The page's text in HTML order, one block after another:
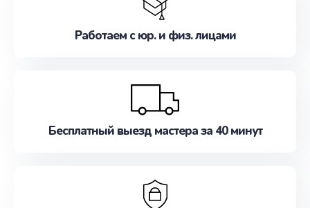
Работаем с юр. и физ. лицами
Бесплатный выезд мастера за 40 минут